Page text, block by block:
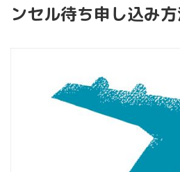
ンセル待ち申し込み